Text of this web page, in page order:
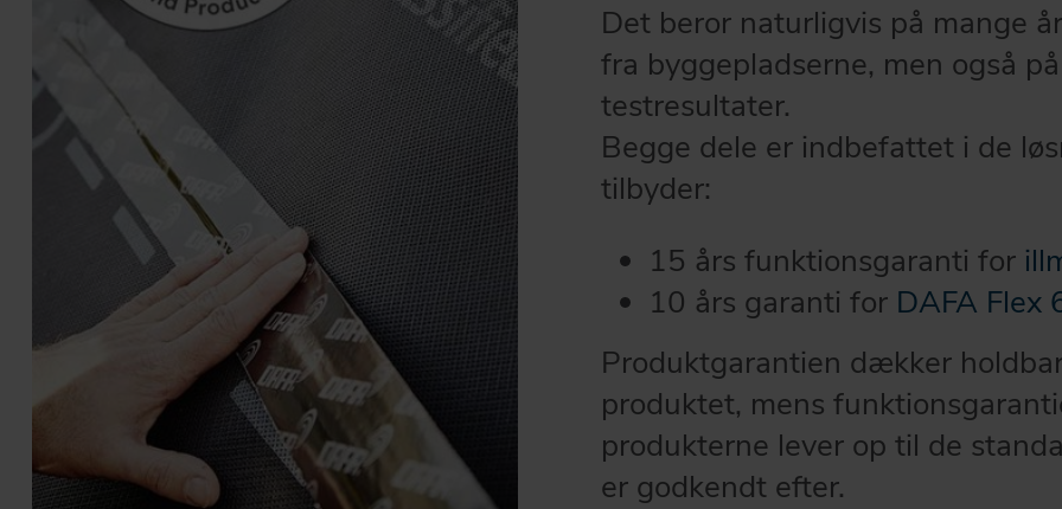
Det beror naturligvis på mange
fra byggepladserne, men også
testresultater.
Begge dele er indbefattet i de
tilbyder:
15 års funktionsgaranti for
10 års garanti for DAFA
Produktgarantien dækker
produktet, mens
produkterne lever op til de
er godkendt efter.